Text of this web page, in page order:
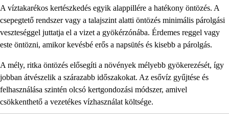
A víztakarékos kertészkedés egyik alappillére a hatékony öntözés. A
csepegtető rendszer vagy a talajszint alatti öntözés minimális párolgási
veszteséggel juttatja el a vizet a gyökérzónába. Érdemes reggel vagy
este öntözni, amikor kevésbé erős a napsütés és kisebb a párolgás.
A mély, ritka öntözés elősegíti a növények mélyebb gyökerezését, így
jobban átvészelik a szárazabb időszakokat. Az esővíz gyűjtése és
felhasználása szintén olcsó kertgondozási módszer, amivel
csökkenthető a vezetékes vízhasználat költsége.